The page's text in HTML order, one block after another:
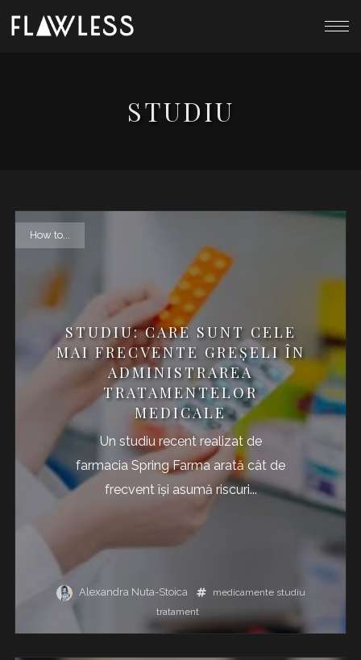
STUDIU
How to...
STUDIU: CARE SUNT CELE
MAI FRECVENTE GREŞELI ÎN
ADMINISTRAREA
TRATAMENTELOR
MEDICALE
Un studiu recent realizat de
farmacia Spring Farma arată cât de
frecvent îşi asumă riscuri...
Alexandra Nuta-Stoica medicamente studiu
tratament